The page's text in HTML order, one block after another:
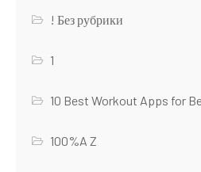
! Без рубрики
1
10 Best Workout Apps for
100%A Z